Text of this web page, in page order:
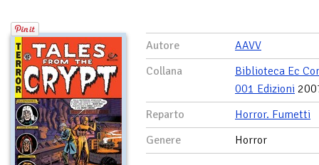
Autore
AAVV
Collana
Biblioteca Ec
001 Edizioni
Reparto
Horror. Fumetti
Genere
Horror